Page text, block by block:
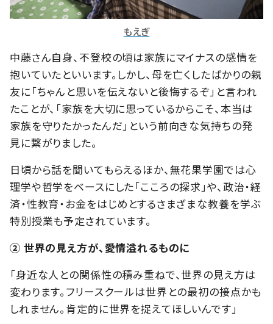
もえぎ
中藤さん自身、不登校の頃は家族にマイナスの感情を
抱いていたといいます。しかし、母を亡くしたばかりの親
友に「ちゃんと思いを伝えないと後悔するぞ」と言われ
たことが、「家族を大切に思っているからこそ、本当は
家族を守りたかったんだ」という前向きな気持ちの発
見に繋がりました。
日頃から話を聞いてもらえるほか、無花果学園では心
理学や哲学をベースにした「こころの探求」や、政治・経
済・性教育・お金をはじめとするさまざまな教養を学ぶ
特別授業も予定されています。
② 世界の見え方が、愛情溢れるものに
「身近な人との関係性の積み重ねで、世界の見え方は
変わります。フリースクールは世界との最初の接点かも
しれません。肯定的に世界を捉えてほしいんです」